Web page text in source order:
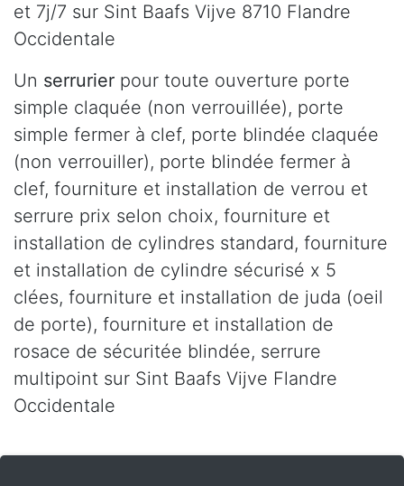
et 7j/7 sur Sint Baafs Vijve 8710 Flandre
Occidentale
Un serrurier pour toute ouverture porte
simple claquée (non verrouillée), porte
simple fermer à clef, porte blindée claquée
(non verrouiller), porte blindée fermer à
clef, fourniture et installation de verrou et
serrure prix selon choix, fourniture et
installation de cylindres standard, fourniture
et installation de cylindre sécurisé x 5
clées, fourniture et installation de juda (oeil
de porte), fourniture et installation de
rosace de sécuritée blindée, serrure
multipoint sur Sint Baafs Vijve Flandre
Occidentale